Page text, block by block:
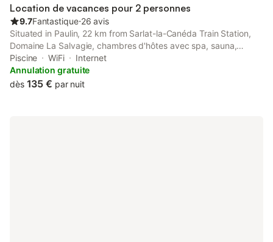
Location de vacances pour 2 personnes
9.7Fantastique⋅26 avis
Situated in Paulin, 22 km from Sarlat-la-Canéda Train Station,
Domaine La Salvagie, chambres d'hôtes avec spa, sauna,
piscine, massages features accommodation with an outdoor
swimming pool, free private parking, a spa and wellness centre
and a...
Piscine WiFi
Internet
Annulation gratuite
dès 135 € par nuit